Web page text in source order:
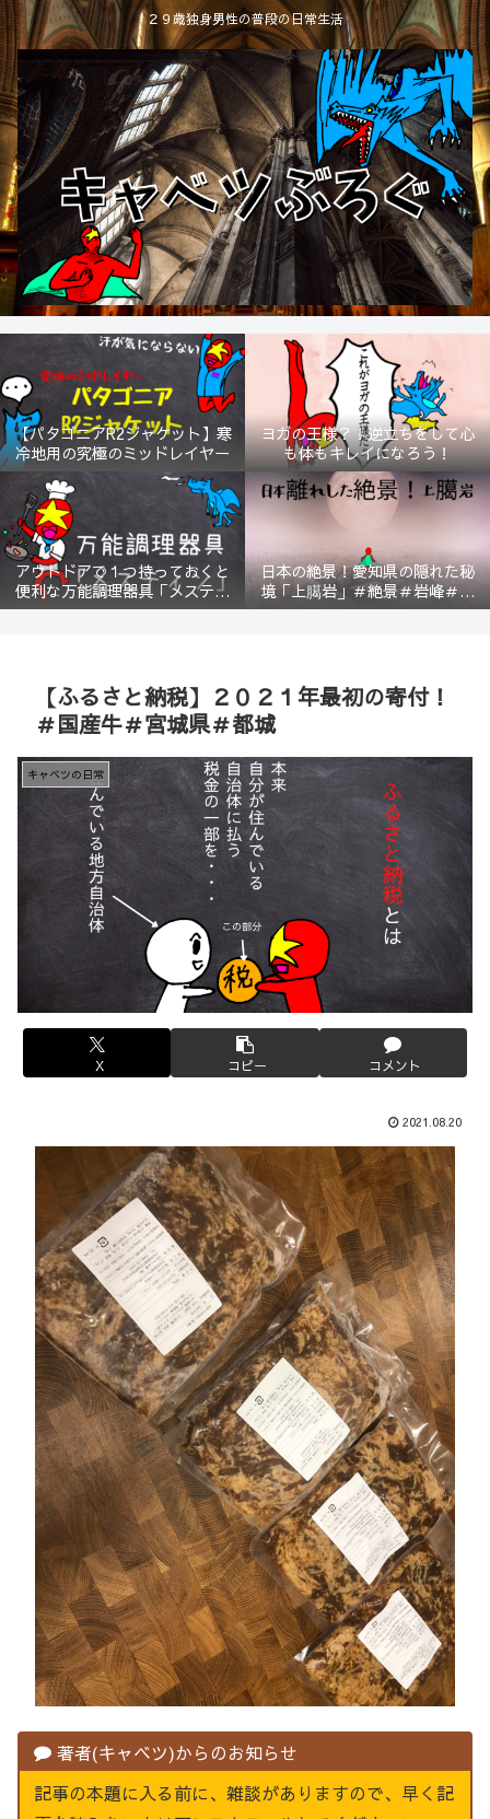
２９歳独身男性の普段の日常生活
【パタゴニアR2ジャケット】寒
冷地用の究極のミッドレイヤー
ヨガの王様？！逆立ちをして心
も体もキレイになろう！
アウトドアで１つ持っておくと
便利な万能調理器具「メスティ
ン」＃登山＃BBQ
日本の絶景！愛知県の隠れた秘
境「上臈岩」＃絶景＃岩峰＃新
城＃スリル＃宇連山
【ふるさと納税】２０２１年最初の寄付！
＃国産牛＃宮城県＃都城
キャベツの日常
X コピー コメント
2021.08.20
著者(キャベツ)からのお知らせ
記事の本題に入る前に、雑談がありますので、早く記